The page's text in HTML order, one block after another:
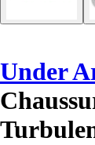
Under